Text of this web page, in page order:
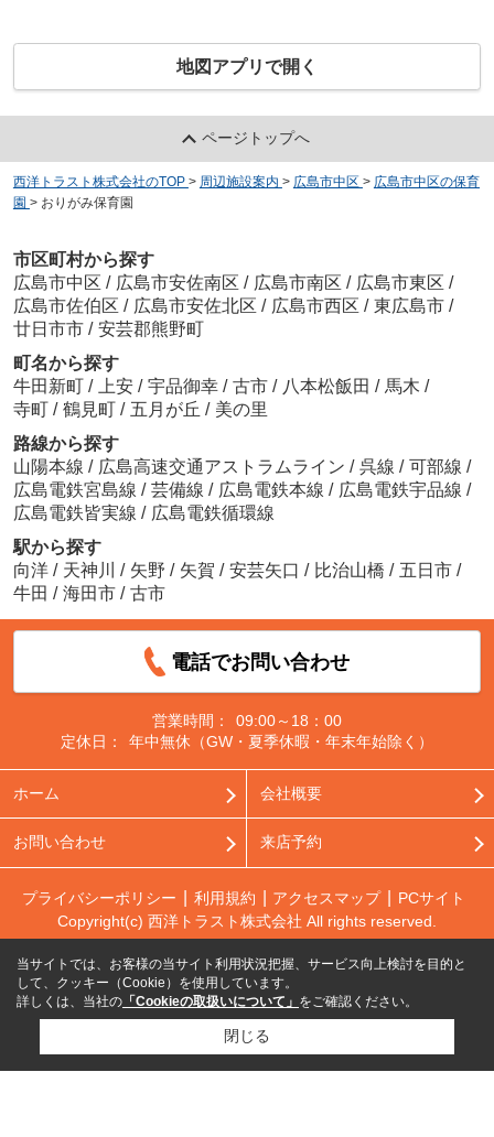
地図アプリで開く
ページトップへ
西洋トラスト株式会社のTOP > 周辺施設案内 > 広島市中区 > 広島市中区の保育
園 > おりがみ保育園
市区町村から探す
広島市中区 / 広島市安佐南区 / 広島市南区 / 広島市東区 /
広島市佐伯区 / 広島市安佐北区 / 広島市西区 / 東広島市 /
廿日市市 / 安芸郡熊野町
町名から探す
牛田新町 / 上安 / 宇品御幸 / 古市 / 八本松飯田 / 馬木 /
寺町 / 鶴見町 / 五月が丘 / 美の里
路線から探す
山陽本線 / 広島高速交通アストラムライン / 呉線 / 可部線 /
広島電鉄宮島線 / 芸備線 / 広島電鉄本線 / 広島電鉄宇品線 /
広島電鉄皆実線 / 広島電鉄循環線
駅から探す
向洋 / 天神川 / 矢野 / 矢賀 / 安芸矢口 / 比治山橋 / 五日市 /
牛田 / 海田市 / 古市
電話でお問い合わせ
営業時間：
09:00～18：00
定休日：
年中無休（GW・夏季休暇・年末年始除く）
ホーム 会社概要
お問い合わせ 来店予約
プライバシーポリシー 利用規約 アクセスマップ
PCサイト
Copyright(c) 西洋トラスト株式会社 All rights reserved.
当サイトでは、お客様の当サイト利用状況把握、サービス向上検討を目的と
して、クッキー（Cookie）を使用しています。
詳しくは、当社の 「Cookieの取扱いについて」 をご確認ください。
閉じる